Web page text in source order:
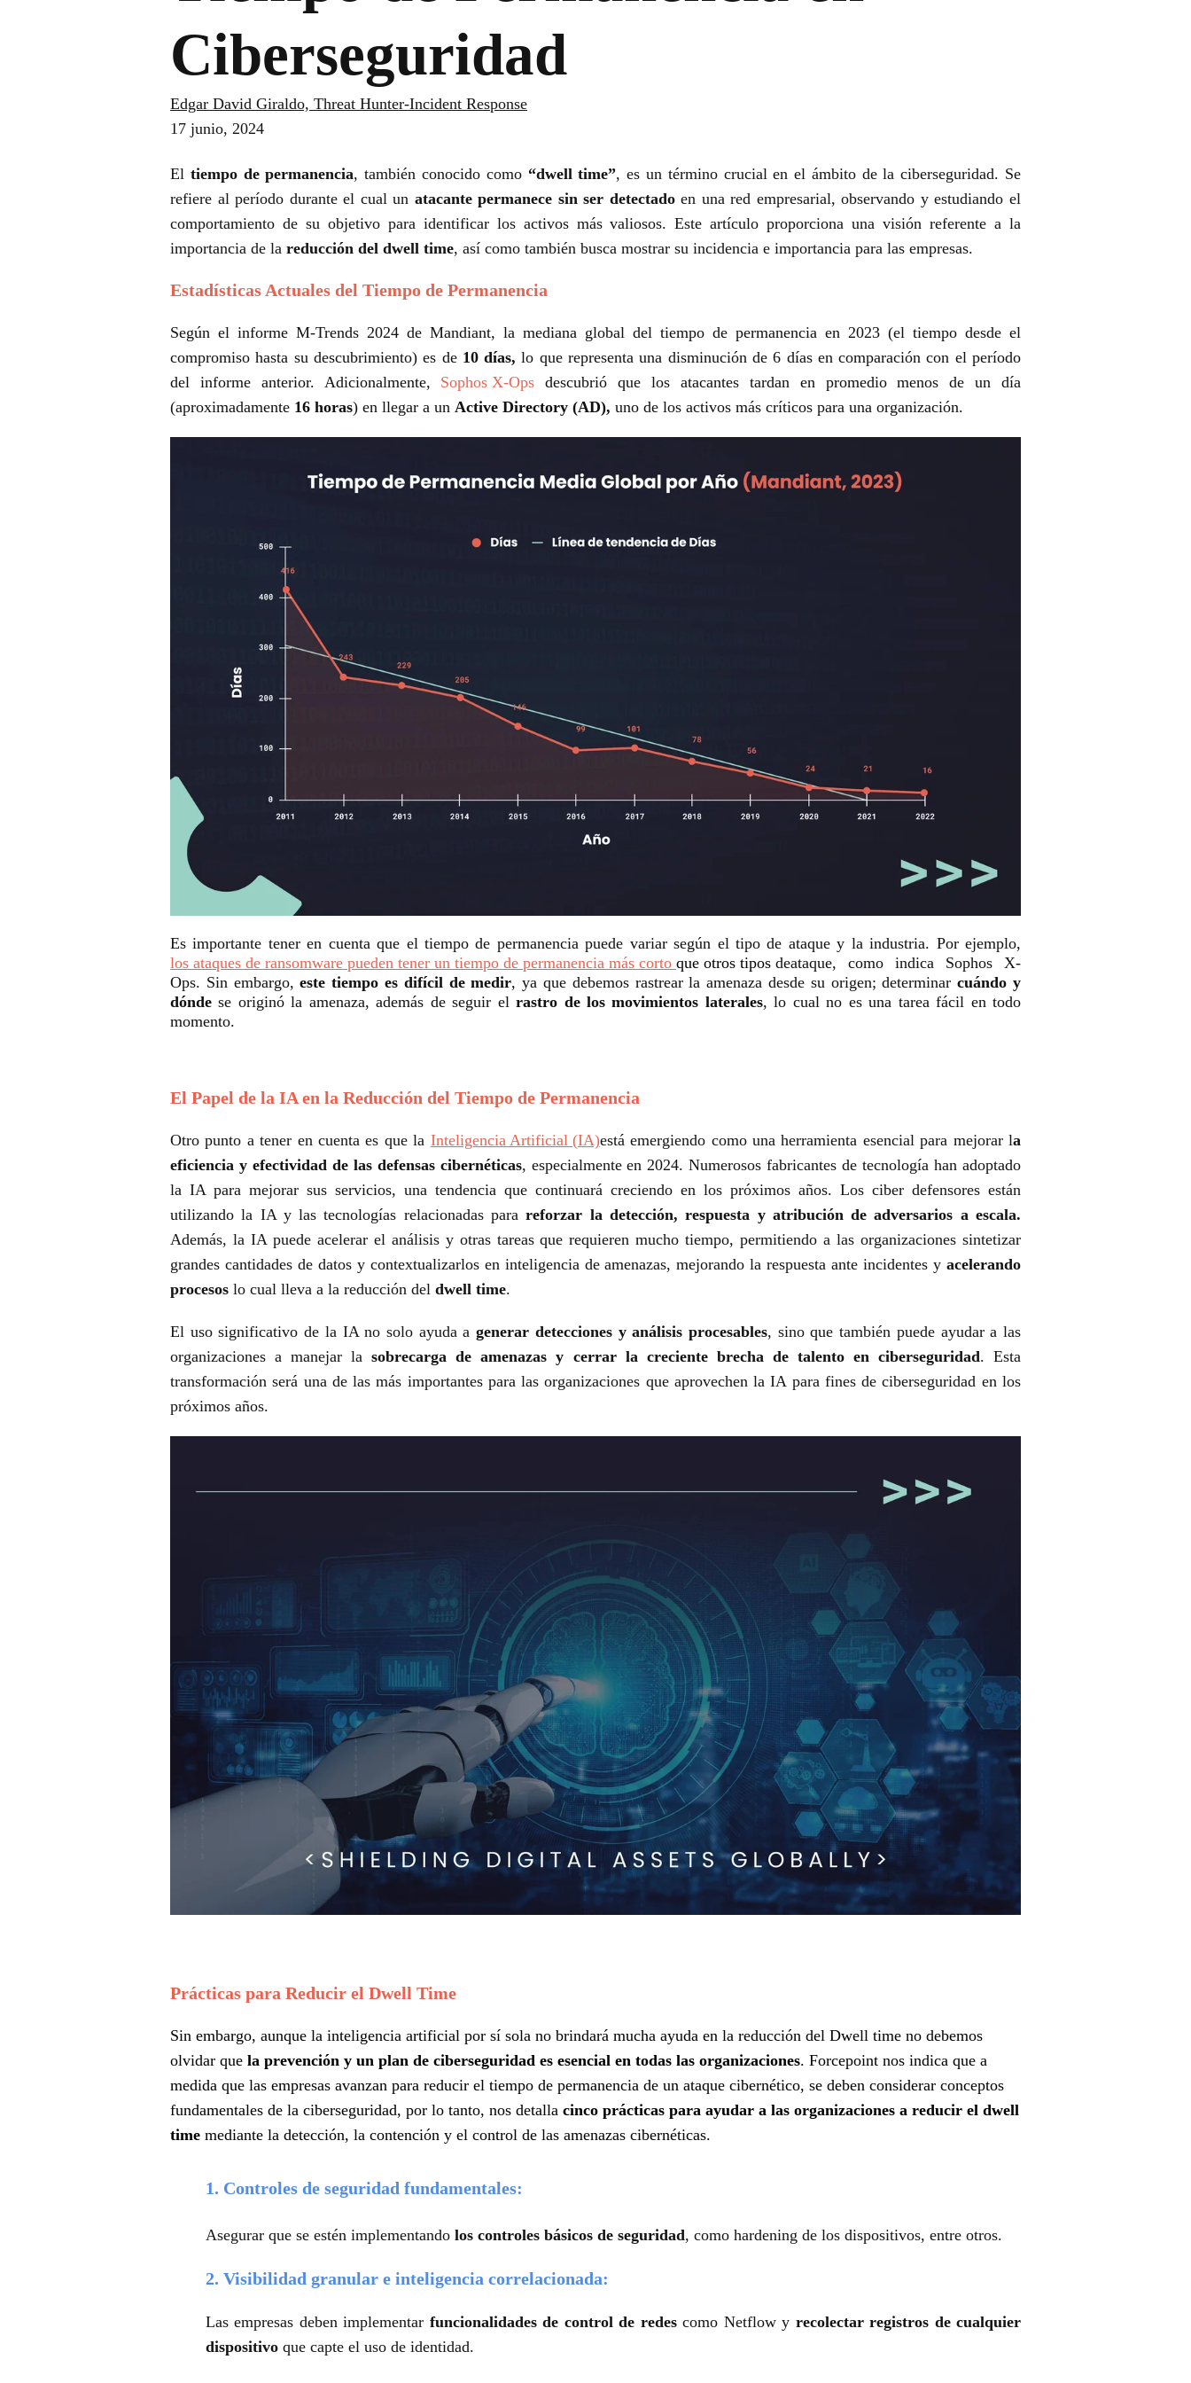
Ciberseguridad
Edgar David Giraldo, Threat Hunter-Incident Response
17 junio, 2024
El tiempo de permanencia, también conocido como “dwell time”, es un término crucial en el ámbito de la ciberseguridad. Se
refiere al período durante el cual un atacante permanece sin ser detectadoen una red empresarial, observando y estudiando el
comportamiento de su objetivo para identificar los activos más valiosos. Este artículo proporciona una visión referente a la
importancia de la reducción del dwell time, así como también busca mostrar su incidencia e importancia para las empresas.
Estadísticas Actuales del Tiempo de Permanencia
Según el informe M-Trends 2024 de Mandiant, la mediana global del tiempo de permanencia en 2023 (el tiempo desde el
compromiso hasta su descubrimiento) es de10 días, lo que representa una disminución de 6 días en comparación con el período
del informe anterior. Adicionalmente, Sophos X-Ops descubrió que los atacantes tardan en promedio menos de un día
(aproximadamente 16 horas) en llegar a un Active Directory (AD), uno de los activos más críticos para una organización.
Es importante tener en cuenta que el tiempo de permanencia puede variar según el tipo de ataque y la industria. Por ejemplo,
los ataques de ransomware pueden tener un tiempo de permanencia más corto que otros tipos deataque, como indica Sophos X-
Ops. Sin embargo,este tiempo es difícil de medir, ya que debemos rastrear la amenaza desde su origen; determinar cuándo y
dónde se originó la amenaza, además de seguir elrastro de los movimientos laterales, lo cual no es una tarea fácil en todo
momento.
El Papel de la IA en la Reducción del Tiempo de Permanencia
Otro punto a tener en cuenta es que la Inteligencia Artificial (IA)está emergiendo como una herramienta esencial para mejorar la
eficiencia y efectividad de las defensas cibernéticas, especialmente en 2024. Numerosos fabricantes de tecnología han adoptado
la IA para mejorar sus servicios, una tendencia que continuará creciendo en los próximos años. Los ciber defensores están
utilizando la IA y las tecnologías relacionadas para reforzar la detección, respuesta y atribución de adversarios a escala.
Además, la IA puede acelerar el análisis y otras tareas que requieren mucho tiempo, permitiendo a las organizaciones sintetizar
grandes cantidades de datos y contextualizarlos en inteligencia de amenazas, mejorando la respuesta ante incidentes y acelerando
procesos lo cual lleva a la reducción del dwell time.
El uso significativo de la IA no solo ayuda agenerar detecciones y análisis procesables, sino que también puede ayudar a las
organizaciones a manejar lasobrecarga de amenazas y cerrar la creciente brecha de talento en ciberseguridad. Esta
transformación será una de las más importantes para las organizaciones que aprovechen la IA para fines de ciberseguridad en los
próximos años.
Prácticas para Reducir el Dwell Time
Sin embargo, aunque la inteligencia artificial por sí sola no brindará mucha ayuda en la reducción del Dwell time no debemos
olvidar que la prevención y un plan de ciberseguridad es esencial en todas las organizaciones. Forcepoint nos indica que a
medida que las empresas avanzan para reducir el tiempo de permanencia de un ataque cibernético, se deben considerar conceptos
fundamentales de la ciberseguridad, por lo tanto, nos detalla cinco prácticas para ayudar a las organizaciones a reducir el dwell
time mediante la detección, la contención y el control de las amenazas cibernéticas.
1. Controles de seguridad fundamentales:
Asegurar que se estén implementando los controles básicos de seguridad, como hardening de los dispositivos, entre otros.
2. Visibilidad granular e inteligencia correlacionada:
Las empresas deben implementar funcionalidades de control de redescomo Netflow y recolectar registros de cualquier
dispositivo que capte el uso de identidad.